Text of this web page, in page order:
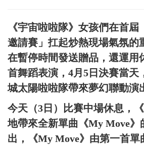
《宇宙啦啦隊》女孩們在首屆
邀請賽」扛起炒熱現場氣氛的
在暫停時間發送贈品，還運用
首舞蹈表演，4月5日決賽當天
城太陽啦啦隊帶來夢幻聯動演
今天（3日）比賽中場休息，
地帶來全新單曲《My Move》
出，《My Move》由第一首單